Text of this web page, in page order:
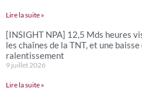
Lire la suite »
[INSIGHT NPA] 12,5 Mds heures
les chaînes de la TNT, et une
ralentissement
9 juillet 2026
Lire la suite »